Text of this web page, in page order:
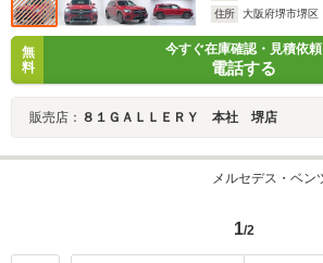
住所
大阪府堺市堺区
無
料
今すぐ在庫確認・見積依頼
電話する
販売店： ８１ＧＡＬＬＥＲＹ 本社 堺店
メルセデス・ベン
1/2